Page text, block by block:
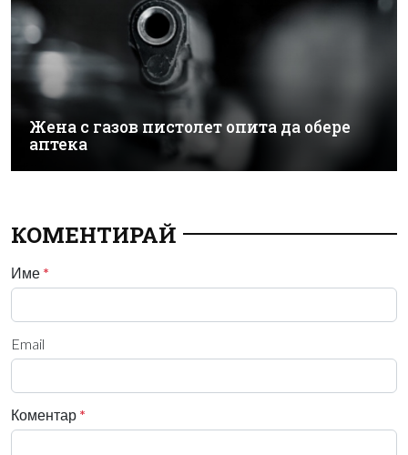
Жена с газов пистолет опита да обере
аптека
КОМЕНТИРАЙ
Име *
Email
Коментар *